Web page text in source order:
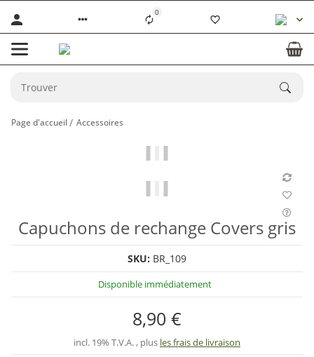
0
Page d'accueil Accessoires
Capuchons de rechange Covers gris
SKU: BR_109
Disponible immédiatement
8,90 €
incl. 19% T.V.A. , plus les frais de livraison